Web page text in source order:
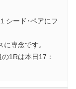
シード･ペアにフ
専念です。
1Rは本日17：